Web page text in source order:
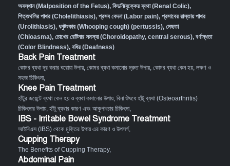
অবস্থান (Malposition of the Fetus), কিডনি/বৃক্কের ব্যথা (Renal Colic),
পিত্তথলির পাথর (Cholelithiasis), প্রসব বেদনা (Labor pain), প্রসাবের রাস্তায় পাথর
(Urolithiasis), ধনুষ্টংকার (Whooping cough) (pertussis), মেছতা
(Chloasma), চোখের রেটিনার সমস্যা (Choroidopathy, central serous), বর্ণান্ধতা
(Color Blindness), বধির (Deafness)
Back Pain Treatment
কোমর ব্যথা দূর করার ঘরোয়া উপায়, কোমর ব্যথা কমানোর দ্রুত উপায়, কোমর ব্যথা কেন হয়, লক্ষণ ও
সহজ চিকিৎসা,
Knee Pain Treatment
হাঁটুর জয়েন্টে ব্যথা কেন হয় ও ব্যথা কমানোর উপায়, বিনা ঔষধে হাঁটু ব্যথা (Osteoarthritis)
চিকিৎসার উপায়, হাঁটু ব্যথার কারণ এবং আকুপাংচার চিকিৎসা,
IBS - Irritable Bowel Syndrome Treatment
আইবিএস (IBS) থেকে মুক্তির উপায় এর কারণ ও উপসর্গ,
Cupping Therapy
The Benefits of Cupping Therapy,
Abdominal Pain